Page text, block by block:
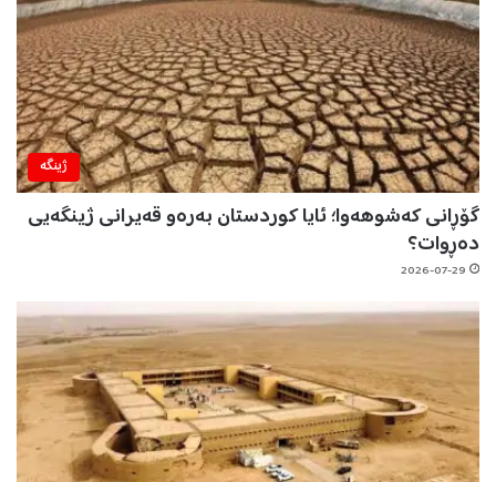
ژینگه‌
گۆڕانی کەشوهەوا؛ ئایا کوردستان بەرەو قەیرانی ژینگەیی
دەڕوات؟
2026-07-29